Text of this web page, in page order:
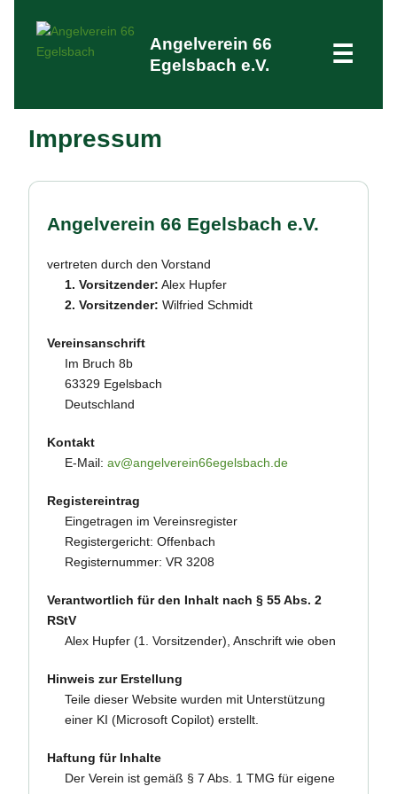
Angelverein 66
Egelsbach e.V.
☰
Impressum
Angelverein 66 Egelsbach e.V.
vertreten durch den Vorstand
1. Vorsitzender: Alex Hupfer
2. Vorsitzender: Wilfried Schmidt
Vereinsanschrift
Im Bruch 8b
63329 Egelsbach
Deutschland
Kontakt
E-Mail: av@angelverein66egelsbach.de
Registereintrag
Eingetragen im Vereinsregister
Registergericht: Offenbach
Registernummer: VR 3208
Verantwortlich für den Inhalt nach § 55 Abs. 2
RStV
Alex Hupfer (1. Vorsitzender), Anschrift wie oben
Hinweis zur Erstellung
Teile dieser Website wurden mit Unterstützung
einer KI (Microsoft Copilot) erstellt.
Haftung für Inhalte
Der Verein ist gemäß § 7 Abs. 1 TMG für eigene